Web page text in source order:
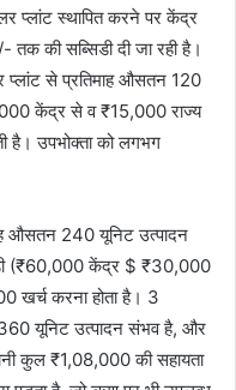
प्लांट स्थापित करने पर केंद्र
की सब्सिडी दी जा रही है।
प्लांट से प्रतिमाह औसतन 120
केंद्र से व ₹15,000 राज्य
है। उपभोक्ता को लगभग
औसतन 240 यूनिट उत्पादन
(₹60,000 केंद्र $ ₹30,000
खर्च करना होता है। 3
360 यूनिट उत्पादन संभव है, और
कुल ₹1,08,000 की सहायता